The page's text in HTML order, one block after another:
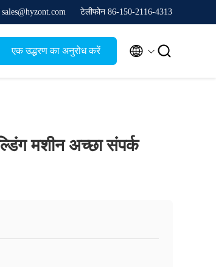
टेलीफोन 86-150-2116-4313
एक उद्धरण का अनुरोध करें  
मशीन अच्छा संपर्क